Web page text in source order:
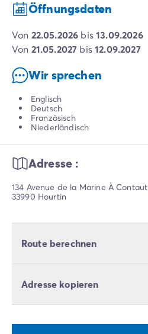
Öffnungsdaten
von 22.05.2026 bis13.09.2026
von 21.05.2027 bis12.09.2027
Wir sprechen
Englisch
Deutsch
Französisch
Niederländisch
Adresse :
134 Avenue de la Marine À Contaut
33990 Hourtin
Route berechnen
Adresse kopieren